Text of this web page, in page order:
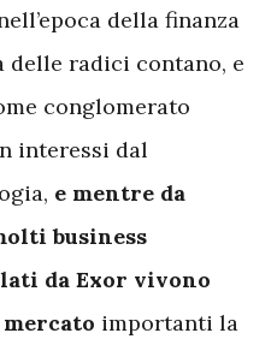
della finanza
radici contano, e
conglomerato
interessi dal
e mentre da
business
da Exor vivono
importanti la